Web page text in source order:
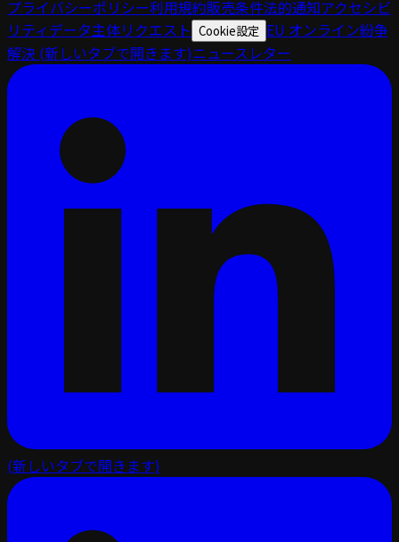
プライバシーポリシー利用規約販売条件法的通知アクセシビ
リティデータ主体リクエスト Cookie設定 EU オンライン紛争
解決 (新しいタブで開きます)ニュースレター
(新しいタブで開きます)